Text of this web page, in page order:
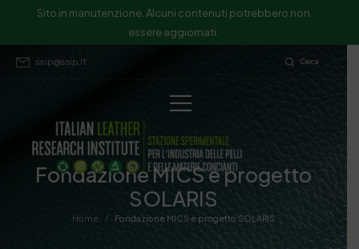
Sito in manutenzione. Alcuni contenuti potrebbero non
essere aggiornati.
ssip@ssip.it Cerca
Fondazione MICS e progetto
SOLARIS
Home / Fondazione MICS e progetto SOLARIS